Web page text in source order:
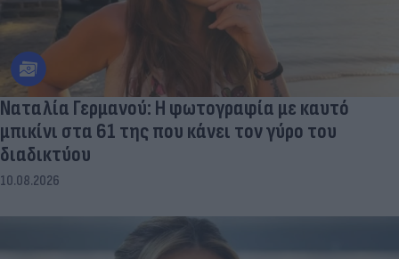
Ναταλία Γερμανού: Η φωτογραφία με καυτό